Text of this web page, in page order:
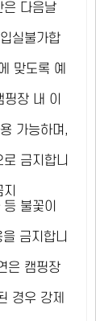
다음날
실불가합
맞도록 예
장 내 이
가능하며,
금지합니
불꽃이
금지합니
은 캠핑장
경우 강제